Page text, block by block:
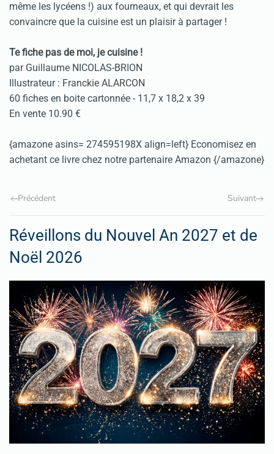
même les lycéens !) aux fourneaux, et qui devrait les
convaincre que la cuisine est un plaisir à partager !
Te fiche pas de moi, je cuisine !
par Guillaume NICOLAS-BRION
Illustrateur : Franckie ALARCON
60 fiches en boite cartonnée - 11,7 x 18,2 x 39
En vente 10.90 €
{amazone asins= 274595198X align=left} Economisez en
achetant ce livre chez notre partenaire Amazon {/amazone}
Précédent Suivant
Réveillons du Nouvel An 2027 et de
Noël 2026